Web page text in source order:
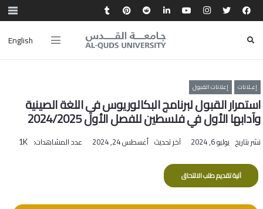
English
إعـلانات إعلانات القبول
استمرار القبول لبرنامج البكالوريوس في اللغة الصينية
وآدابها الأول في فلسطين للفصل الأول 2024/2025
نشر بتاريخ يوليو 6, 2024 آخر تحديث أغسطس 24, 2024 عدد المشاهدات: 1K
آلية تقديم طلب الالتحاق